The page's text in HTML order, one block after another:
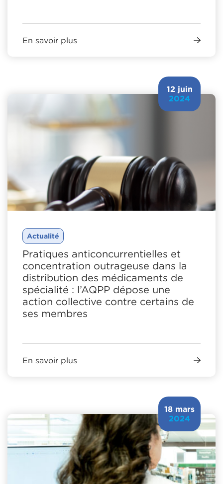
En savoir plus
12 juin
2024
Actualité
Pratiques anticoncurrentielles et
concentration outrageuse dans la
distribution des médicaments de
spécialité : l’AQPP dépose une
action collective contre certains de
ses membres
En savoir plus
18 mars
2024